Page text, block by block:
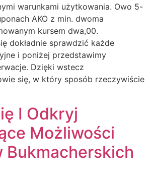
warunkami użytkowania. Owo 5-
AKO z min. dwoma
kursem dwa,00.
dokładnie sprawdzić każde
i poniżej przedstawimy
Dzięki wstecz
się, w który sposób rzeczywiście
I Odkryj
Możliwości
Bukmacherskich